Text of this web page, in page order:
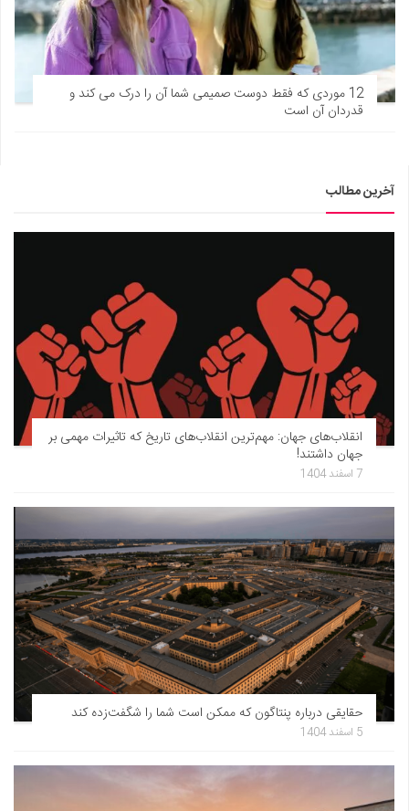
12 موردی که فقط دوست صمیمی شما آن را درک می کند و
قدردان آن است
آخرین مطالب
انقلاب‌های جهان: مهم‌ترین انقلاب‌های تاریخ که تاثیرات مهمی بر
جهان داشتند!
7 اسفند 1404
حقایقی درباره پنتاگون که ممکن است شما را شگفت‌زده کند
5 اسفند 1404